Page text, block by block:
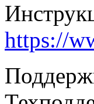
https://